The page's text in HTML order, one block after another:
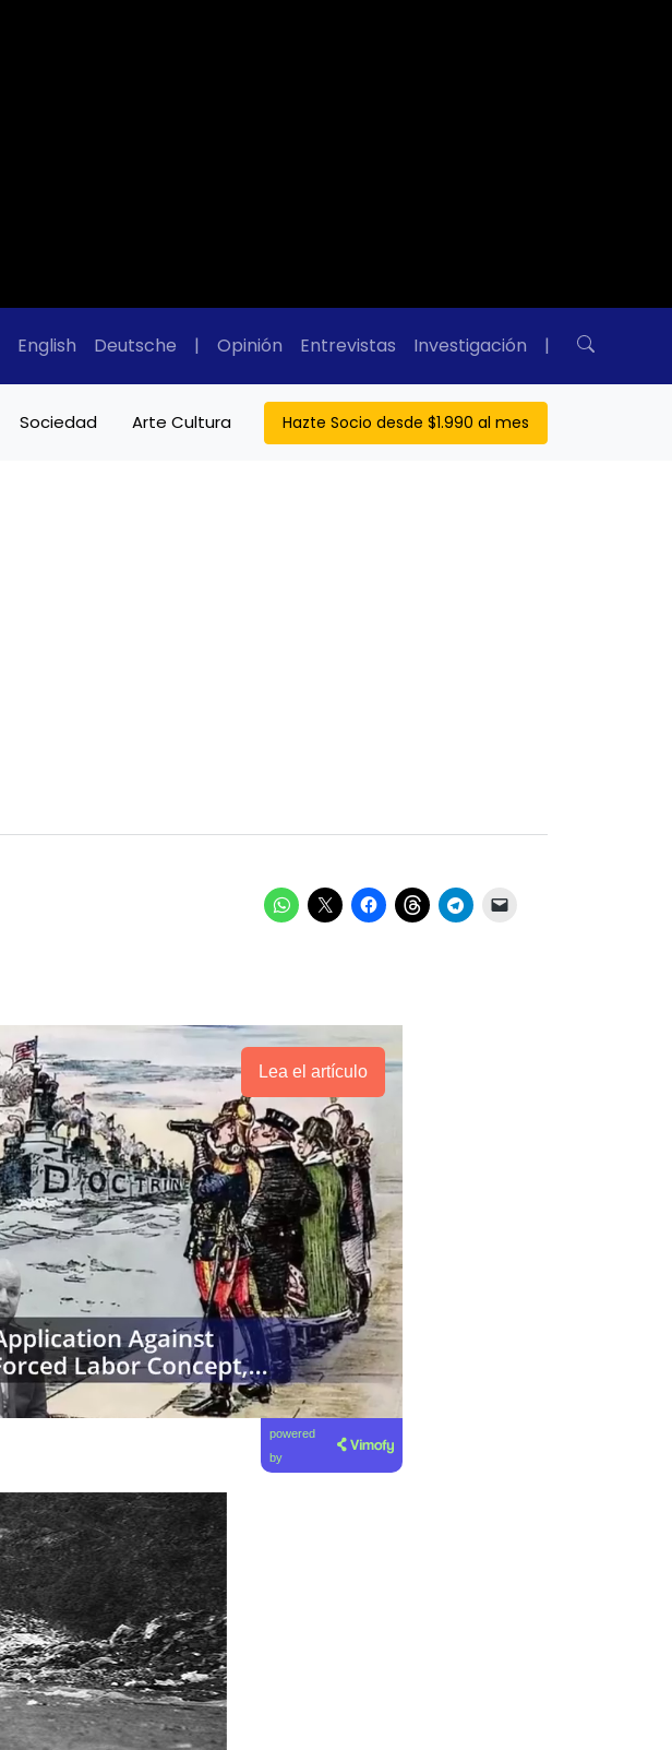
English Deutsche | Opinión Entrevistas Investigación |
Sociedad Arte Cultura Hazte Socio desde $1.990 al mes
Lea el artículo
powered
by